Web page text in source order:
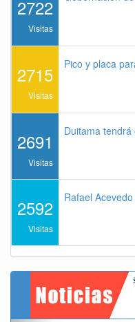
2722
Visitas
2715
Visitas
Pico y placa
2691
Visitas
Duitama
2592
Visitas
Rafael